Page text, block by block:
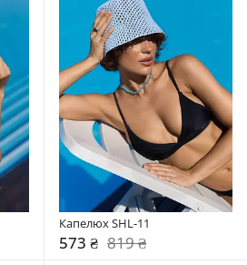
Капелюх SHL-11
573 ₴ 819 ₴